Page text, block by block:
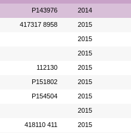
P143976 2014
417317 8958 2015
2015
2015
112130 2015
P151802 2015
P154504 2015
2015
418110 411 2015